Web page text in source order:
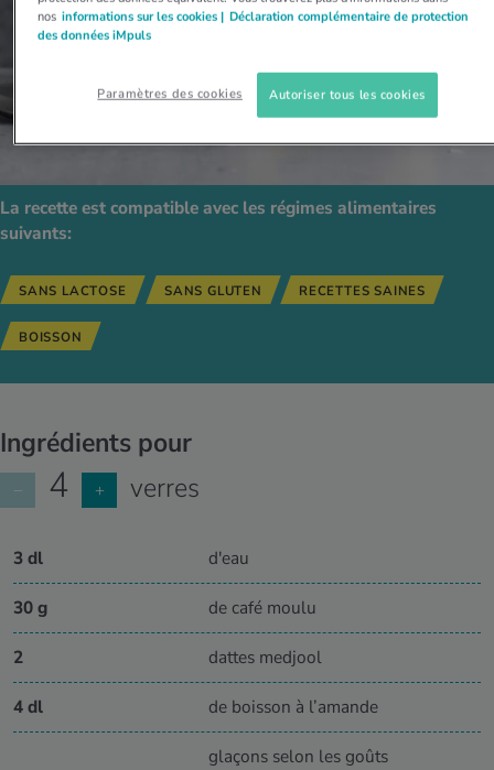
La recette est compatible avec les régimes alimentaires
suivants:
SANS LACTOSE SANS GLUTEN RECETTES SAINES
BOISSON
Ingrédients pour
− 4 + verres
3 dl d'eau
30 g de café moulu
2 dattes medjool
4 dl de boisson à l’amande
glaçons selon les goûts
nos informations sur les cookies | Déclaration complémentaire de protection
des données iMpuls
Paramètres des cookies Autoriser tous les cookies